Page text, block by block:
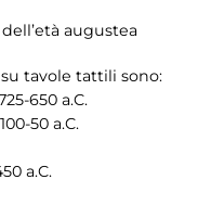
augustea
tavole tattili sono:
650 a.C.
50 a.C.
a.C.